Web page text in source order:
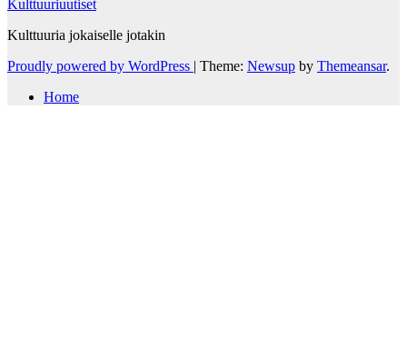
Kulttuuriuutiset
Kulttuuria jokaiselle jotakin
Proudly powered by WordPress | Theme: Newsup by Themeansar.
Home